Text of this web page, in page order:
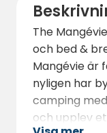
The
och bed &
Mangévie är
nyligen har
camping
och upplev